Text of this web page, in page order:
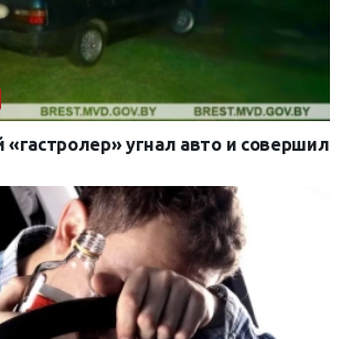
«гастролер» угнал авто и совершил